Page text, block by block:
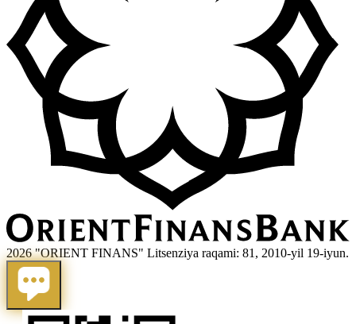
2026 "ORIENT FINANS" Litsenziya raqami: 81, 2010-yil 19-iyun.